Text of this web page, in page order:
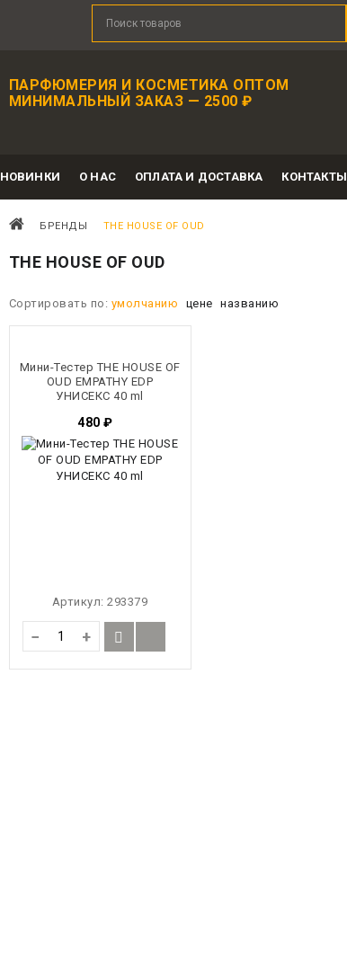
ПАРФЮМЕРИЯ И КОСМЕТИКА ОПТОМ
МИНИМАЛЬНЫЙ ЗАКАЗ — 2500 ₽
НОВИНКИ О НАС ОПЛАТА И ДОСТАВКА КОНТАКТЫ
БРЕНДЫ THE HOUSE OF OUD
THE HOUSE OF OUD
Сортировать по: умолчанию цене названию
Мини-Тестер THE HOUSE OF
OUD EMPATHY EDP
УНИСЕКС 40 ml
480 ₽
Артикул:293379
− +